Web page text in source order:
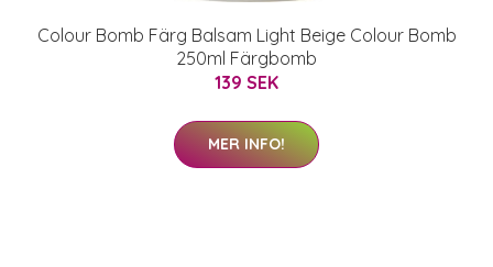
Colour Bomb Färg Balsam Light Beige Colour Bomb
250ml Färgbomb
139 SEK
MER INFO!